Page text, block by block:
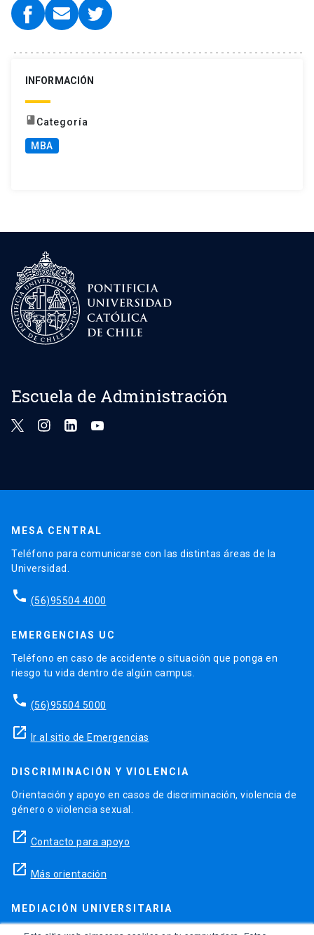
INFORMACIÓN
book Categoría
MBA
Escuela de Administración
MESA CENTRAL
Teléfono para comunicarse con las distintas áreas de la
Universidad.
phone (56)95504 4000
EMERGENCIAS UC
Teléfono en caso de accidente o situación que ponga en
riesgo tu vida dentro de algún campus.
phone (56)95504 5000
launch Ir al sitio de Emergencias
DISCRIMINACIÓN Y VIOLENCIA
Orientación y apoyo en casos de discriminación, violencia de
género o violencia sexual.
launch Contacto para apoyo
launch Más orientación
MEDIACIÓN UNIVERSITARIA
Teléfonos para orientación y consejo si se ha vulnerado